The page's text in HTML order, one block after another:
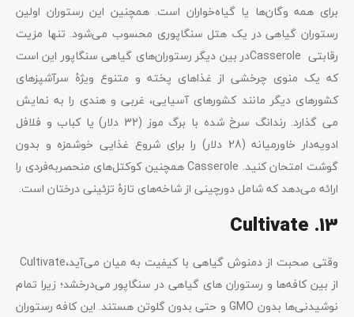
برای همه وگان‌ها یا گیاه‌خواران است. همچنین این رستوران اولین
رستوران گیاهی در یک هتل سنگاپوری محسوب می‌شود. تنها مزیت
رقابتی Casseroleدر بین دیگر رستوران‌های گیاهی سنگاپور این است
که یک منوی چرخشی از غذاهای پخته و متنوع ویژۀ سرآشپزهای
کشورهای دیگر مانند کشورهای آسیایی، غربی و هندی را به نمایش
می گذارد. رندانگ سرخ شده با برگ موز (32 دلار) یا کباب و فلافل
ادویه‌دار خاورمیانه (28 دلار) را برای شروع غذایی خوشمزه و بدون
گوشت امتحان کنید. Casserole همچنین کوکتل‌های منحصربه‌فردی را
ارائه می‌دهد که شامل دورچینی از شاخه‌های تازۀ تزئینی درختان است.
13. Cultivate
از بین کافه‌ها و رستوران های گیاهی در سنگاپور می‌درخشد؛ زیرا تمام
نوشیدنی‌ها بدون GMO و حتی بدون گلوتن هستند. این کافه رستوران